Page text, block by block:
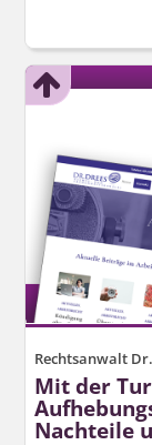
Rechtsanwalt
Mit der
Nachteile